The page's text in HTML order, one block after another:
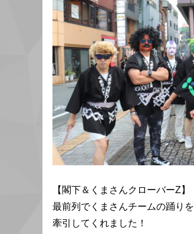
【閣下＆くまさんクローバーZ】
最前列でくまさんチームの踊りを
牽引してくれました！